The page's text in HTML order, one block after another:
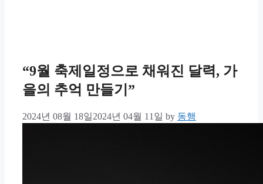
“9월 축제일정으로 채워진 달력, 가
을의 추억 만들기”
2024년 08월 18일2024년 04월 11일 by 동행